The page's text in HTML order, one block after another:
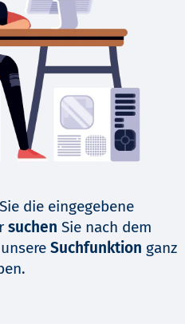
Sie die eingegebene
suchen Sie nach dem
Suchfunktion ganz